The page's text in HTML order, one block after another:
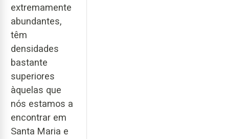
extremamente
abundantes,
têm
densidades
bastante
superiores
àquelas que
nós estamos a
encontrar em
Santa Maria e